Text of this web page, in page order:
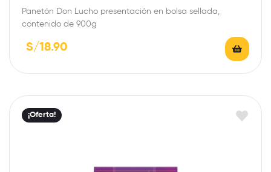
Panetón Don Lucho presentación en bolsa sellada,
contenido de 900g
S/18.90
¡Oferta!